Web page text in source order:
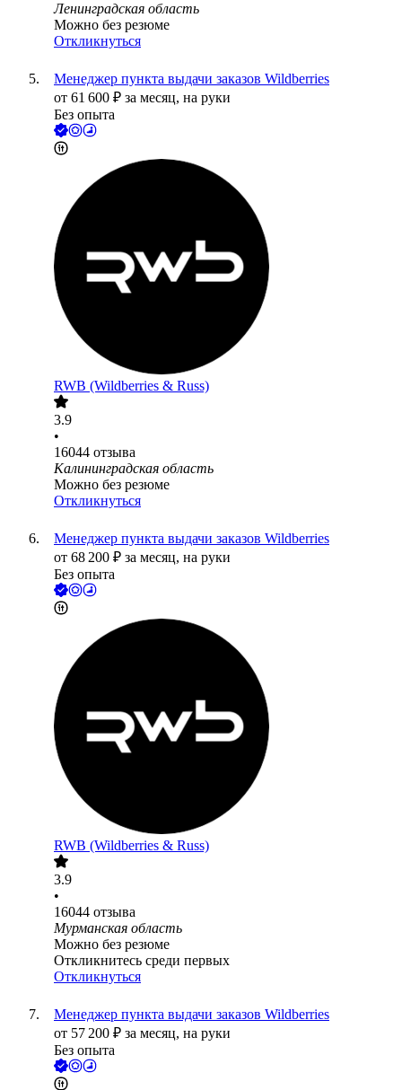
Ленинградская область
Можно без резюме
Откликнуться
Менеджер пункта выдачи заказов Wildberries
от 61 600 ₽ за месяц, на руки
Без опыта
RWB (Wildberries & Russ)
3.9
•
16044 отзыва
Калининградская область
Можно без резюме
Откликнуться
Менеджер пункта выдачи заказов Wildberries
от 68 200 ₽ за месяц, на руки
Без опыта
RWB (Wildberries & Russ)
3.9
•
16044 отзыва
Мурманская область
Можно без резюме
Откликнитесь среди первых
Откликнуться
Менеджер пункта выдачи заказов Wildberries
от 57 200 ₽ за месяц, на руки
Без опыта